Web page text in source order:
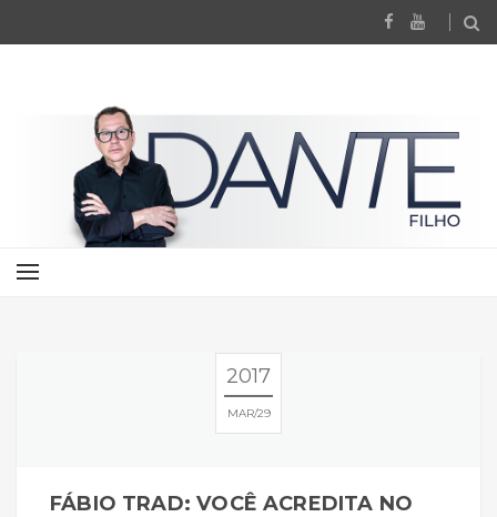
2017
MAR 29
FÁBIO TRAD: VOCÊ ACREDITA NO